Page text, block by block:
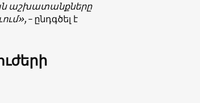
աշխատանքները
ընդգծել է